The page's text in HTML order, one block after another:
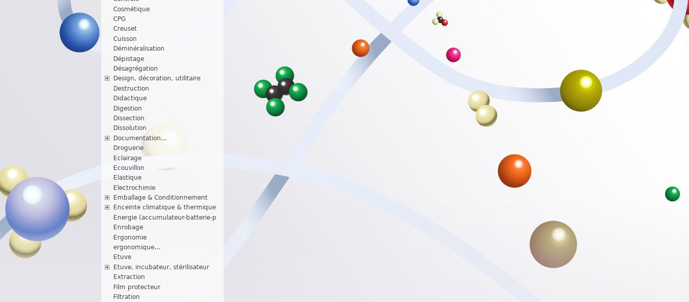
Cosmétique
CPG
Creuset
Cuisson
Déminéralisation
Dépistage
Désagrégation
Design, décoration, utilitaire
Destruction
Didactique
Digestion
Dissection
Dissolution
Documentation...
Droguerie
Eclairage
Ecouvillon
Elastique
Electrochimie
Emballage & Conditionnement
Enceinte climatique & thermique
Energie (accumulateur-batterie-p
Enrobage
Ergonomie
ergonomique...
Etuve
Etuve, incubateur, stérilisateur
Extraction
Film protecteur
Filtration